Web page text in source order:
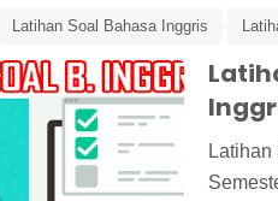
Latihan Soal Bahasa Inggris
Bahasa Inggris semester 1